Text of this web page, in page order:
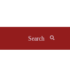
Search